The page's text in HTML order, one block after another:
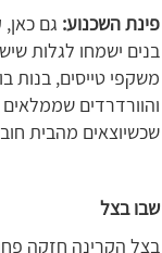
פינת השכנוע: גם
בנים ישמחו לגלות
משקפי טייסים, בנות
והוורדרדים
שכשיוצאים מהבית
שבו בצל
בצל הקרינה חזקה